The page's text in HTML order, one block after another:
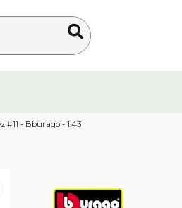
#11 - Bburago - 1:43